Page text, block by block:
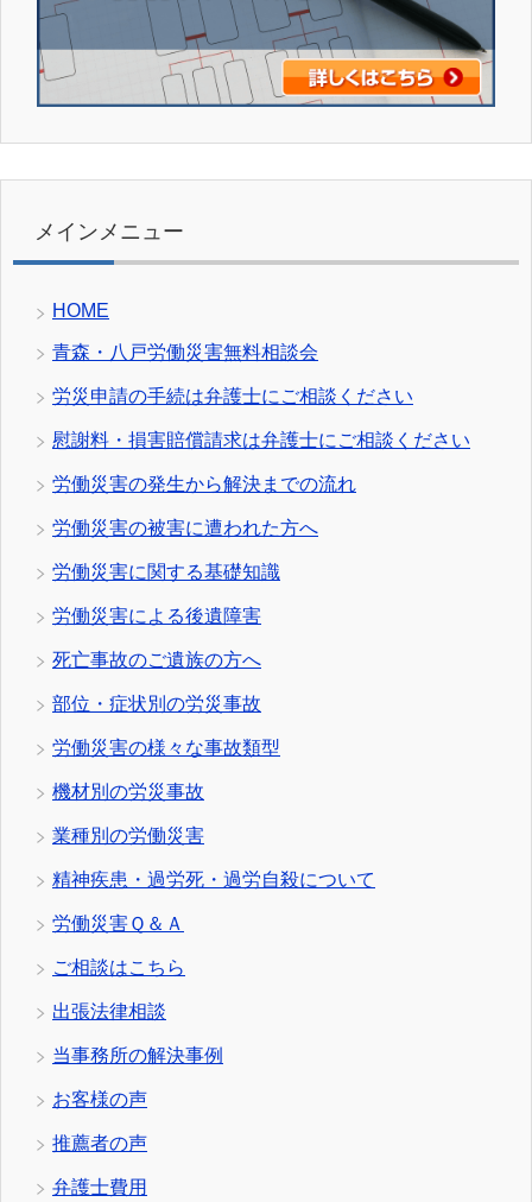
メインメニュー
HOME
青森・八戸労働災害無料相談会
労災申請の手続は弁護士にご相談ください
慰謝料・損害賠償請求は弁護士にご相談ください
労働災害の発生から解決までの流れ
労働災害の被害に遭われた方へ
労働災害に関する基礎知識
労働災害による後遺障害
死亡事故のご遺族の方へ
部位・症状別の労災事故
労働災害の様々な事故類型
機材別の労災事故
業種別の労働災害
精神疾患・過労死・過労自殺について
労働災害Ｑ＆Ａ
ご相談はこちら
出張法律相談
当事務所の解決事例
お客様の声
推薦者の声
弁護士費用